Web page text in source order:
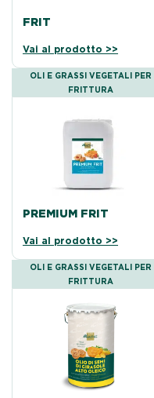
FRIT
Vai al prodotto >>
OLI E GRASSI VEGETALI PER
FRITTURA
PREMIUM FRIT
Vai al prodotto >>
OLI E GRASSI VEGETALI PER
FRITTURA